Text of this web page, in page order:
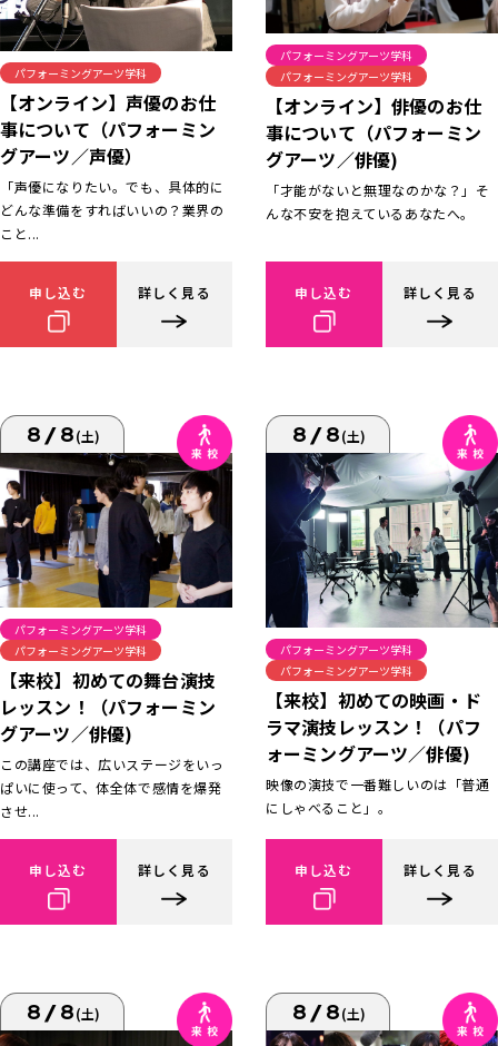
パフォーミングアーツ学科
【オンライン】声優のお仕
事について（パフォーミン
グアーツ／声優）
「声優になりたい。でも、具体的に
どんな準備をすればいいの？業界の
こと...
申し込む 詳しく見る
パフォーミングアーツ学科
パフォーミングアーツ学科
【オンライン】俳優のお仕
事について（パフォーミン
グアーツ／俳優)
「才能がないと無理なのかな？」そ
んな不安を抱えているあなたへ。
申し込む 詳しく見る
8/8(土)
パフォーミングアーツ学科
パフォーミングアーツ学科
【来校】初めての舞台演技
レッスン！（パフォーミン
グアーツ／俳優)
この講座では、広いステージをいっ
ぱいに使って、体全体で感情を爆発
させ...
申し込む 詳しく見る
8/8(土)
パフォーミングアーツ学科
パフォーミングアーツ学科
【来校】初めての映画・ド
ラマ演技レッスン！（パフ
ォーミングアーツ／俳優)
映像の演技で一番難しいのは「普通
にしゃべること」。
申し込む 詳しく見る
8/8(土) 8/8(土)